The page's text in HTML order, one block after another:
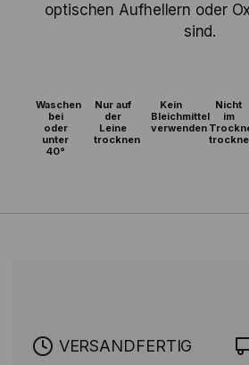
optischen Aufhellern oder
sind.
Waschen
bei
oder
unter
40°
Nur auf
der
Leine
trocknen
Kein
Bleichmittel
verwenden
Nicht
im
VERSANDFERTIG